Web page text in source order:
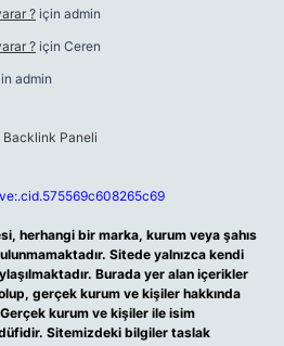
? için admin
? için Ceren
admin
herhangi bir marka, kurum veya şahıs
Sitede yalnızca kendi
Burada yer alan içerikler
gerçek kurum ve kişiler hakkında
kurum ve kişiler ile isim
Sitemizdeki bilgiler taslak